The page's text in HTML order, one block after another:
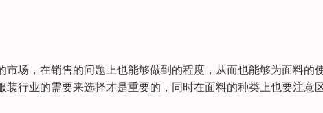
场，在销售的问题上也能够做到的程度，从而也能够为面料的
行业的需要来选择才是重要的，同时在面料的种类上也要注意